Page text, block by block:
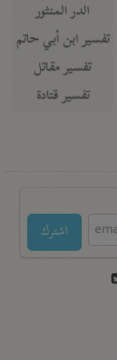
الدر المنثور
تفسير ابن أبي حاتم
تفسير مقاتل
تفسير قتادة
اشترك